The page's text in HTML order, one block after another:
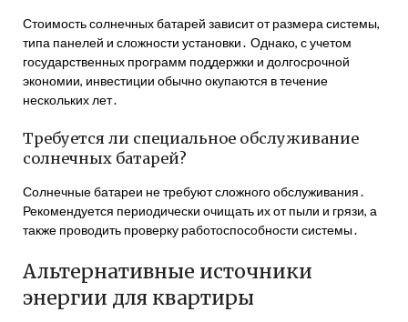
Стоимость солнечных батарей зависит от размера системы,
типа панелей и сложности установки․ Однако, с учетом
государственных программ поддержки и долгосрочной
экономии, инвестиции обычно окупаются в течение
нескольких лет․
Требуется ли специальное обслуживание
солнечных батарей?
Солнечные батареи не требуют сложного обслуживания․
Рекомендуется периодически очищать их от пыли и грязи, а
также проводить проверку работоспособности системы․
Альтернативные источники
энергии для квартиры